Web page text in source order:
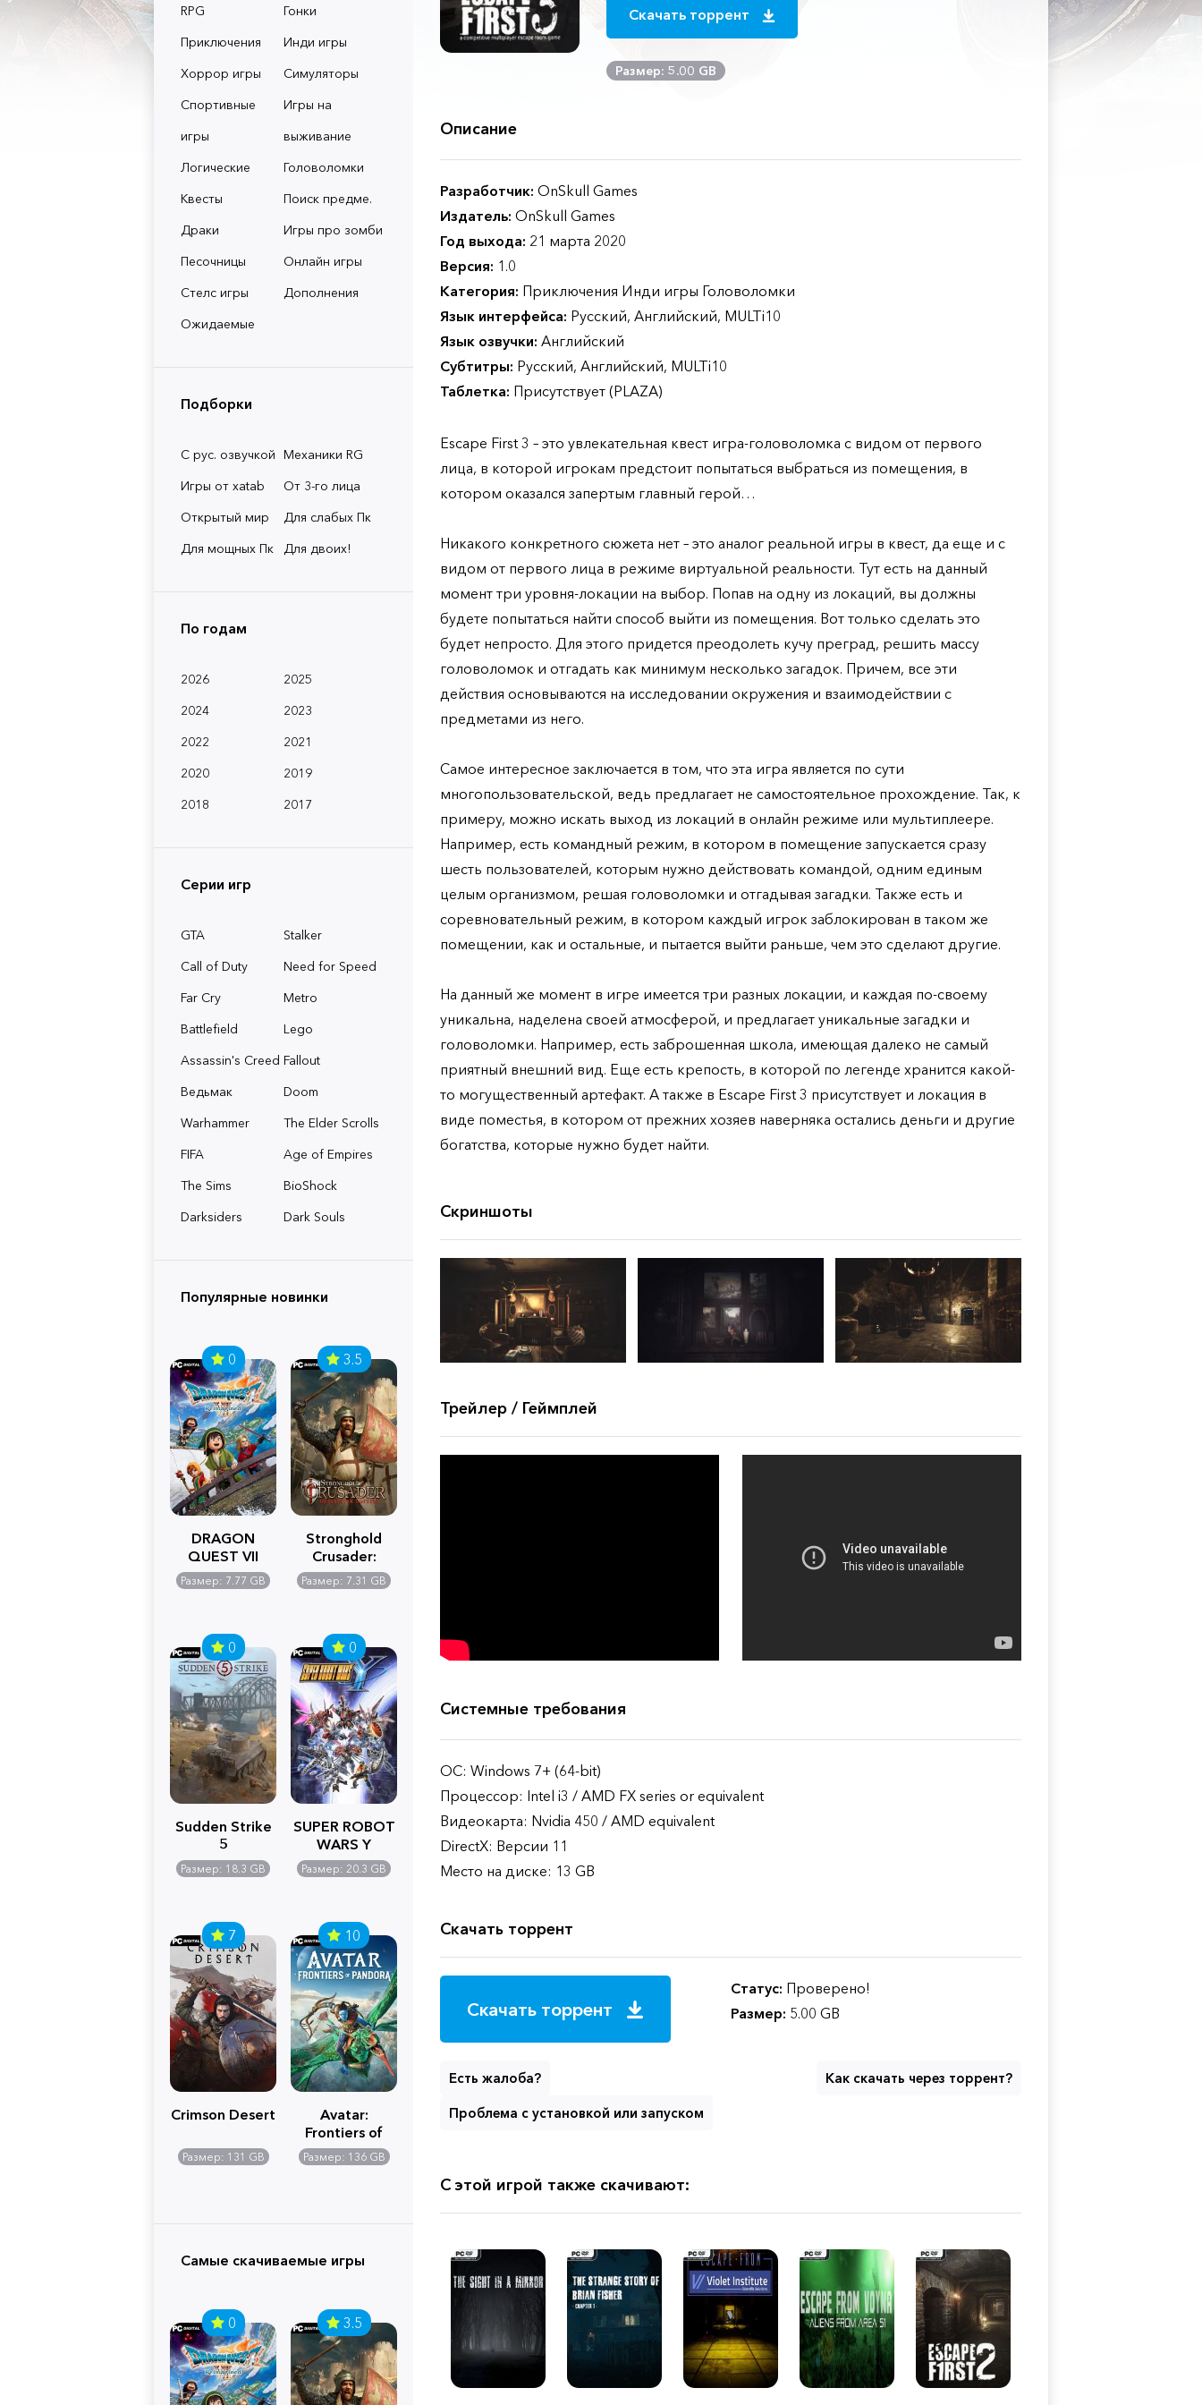
RPG
Гонки
Приключения
Инди игры
Хоррор игры
Симуляторы
Спортивные
игры
Игры на
выживание
Логические
Головоломки
Квесты
Поиск предме.
Драки
Игры про зомби
Песочницы
Онлайн игры
Стелс игры
Дополнения
Ожидаемые
Подборки
С рус. озвучкой Механики RG
Игры от xatab
От 3-го лица
Открытый мир
Для слабых Пк
Для мощных Пк
Для двоих!
По годам
2026
2025
2024
2023
2022
2021
2020
2019
2018
2017
Серии игр
GTA
Stalker
Call of Duty
Need for Speed
Far Cry
Metro
Battlefield
Lego
Assassin's Creed Fallout
Ведьмак
Doom
Warhammer
The Elder Scrolls
FIFA
Age of Empires
The Sims
BioShock
Darksiders
Dark Souls
Популярные новинки
0
DRAGON
QUEST VII
Reimagined
Размер: 7.77 GB
3.5
Stronghold
Crusader:
Definitive
Edition
Размер: 7.31 GB
0
Sudden Strike
5
Размер: 18.3 GB
0
SUPER ROBOT
WARS Y
Размер: 20.3 GB
7
Crimson Desert
Размер: 131 GB
10
Avatar:
Frontiers of
Pandora
Размер: 136 GB
Самые скачиваемые игры
0 3.5
Скачать торрент
Размер: 5.00 GB
Описание
Разработчик: OnSkull Games
Издатель: OnSkull Games
Год выхода: 21 марта 2020
Версия: 1.0
Категория: Приключения Инди игры Головоломки
Язык интерфейса: Русский, Английский, MULTi10
Язык озвучки: Английский
Субтитры: Русский, Английский, MULTi10
Таблетка: Присутствует (PLAZA)
Escape First 3 – это увлекательная квест игра-головоломка с видом от первого
лица, в которой игрокам предстоит попытаться выбраться из помещения, в
котором оказался запертым главный герой…
Никакого конкретного сюжета нет – это аналог реальной игры в квест, да еще и с
видом от первого лица в режиме виртуальной реальности. Тут есть на данный
момент три уровня-локации на выбор. Попав на одну из локаций, вы должны
будете попытаться найти способ выйти из помещения. Вот только сделать это
будет непросто. Для этого придется преодолеть кучу преград, решить массу
головоломок и отгадать как минимум несколько загадок. Причем, все эти
действия основываются на исследовании окружения и взаимодействии с
предметами из него.
Самое интересное заключается в том, что эта игра является по сути
многопользовательской, ведь предлагает не самостоятельное прохождение. Так, к
примеру, можно искать выход из локаций в онлайн режиме или мультиплеере.
Например, есть командный режим, в котором в помещение запускается сразу
шесть пользователей, которым нужно действовать командой, одним единым
целым организмом, решая головоломки и отгадывая загадки. Также есть и
соревновательный режим, в котором каждый игрок заблокирован в таком же
помещении, как и остальные, и пытается выйти раньше, чем это сделают другие.
На данный же момент в игре имеется три разных локации, и каждая по-своему
уникальна, наделена своей атмосферой, и предлагает уникальные загадки и
головоломки. Например, есть заброшенная школа, имеющая далеко не самый
приятный внешний вид. Еще есть крепость, в которой по легенде хранится какой-
то могущественный артефакт. А также в Escape First 3 присутствует и локация в
виде поместья, в котором от прежних хозяев наверняка остались деньги и другие
богатства, которые нужно будет найти.
Скриншоты
Трейлер / Геймплей
Системные требования
ОС: Windows 7+ (64-bit)
Процессор: Intel i3 / AMD FX series or equivalent
Видеокарта: Nvidia 450 / AMD equivalent
DirectX: Версии 11
Место на диске: 13 GB
Скачать торрент
Скачать торрент
Статус: Проверено!
Размер: 5.00 GB
Есть жалоба? Как скачать через торрент?
Проблема с установкой или запуском
С этой игрой также скачивают: